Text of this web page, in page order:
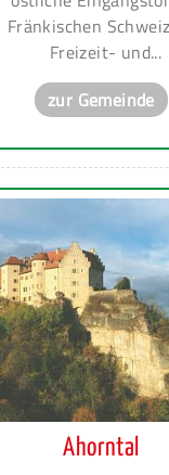
Fränkischen
Freizeit- und...
zur Gemeinde
Ahorntal